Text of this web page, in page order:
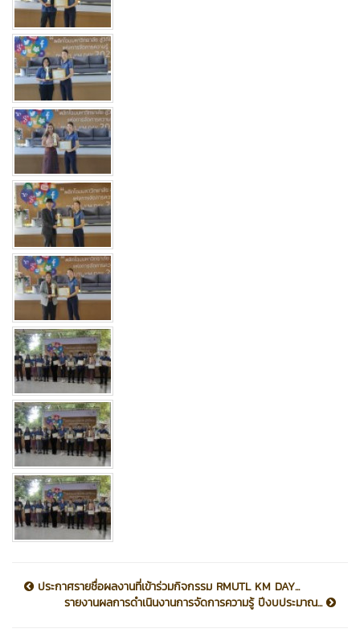
ประกาศรายชื่อผลงานที่เข้าร่วมกิจกรรม RMUTL KM DAY...
รายงานผลการดำเนินงานการจัดการความรู้ ปีงบประมาณ...